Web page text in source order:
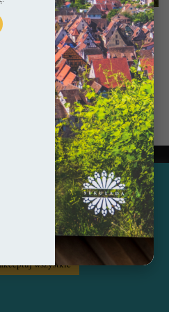
warto zobaczyć!
w rzeczywistości składa się z
historycznych, jej…
Rights Reserved by sekulada.com
PinterestInstagram
aby świadczyć usługi na
opcję "Zaakceptuj wszystkie"
ciasteczek. Możesz również
aby zgodzić się tylko na
Czytaj więcej...
wszystkie